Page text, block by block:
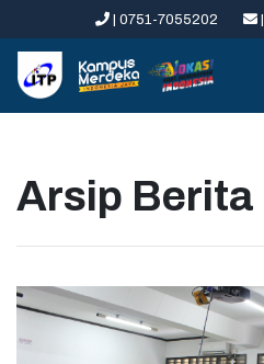
| 0751-7055202
Arsip Berita